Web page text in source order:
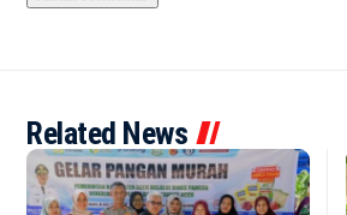
Related News